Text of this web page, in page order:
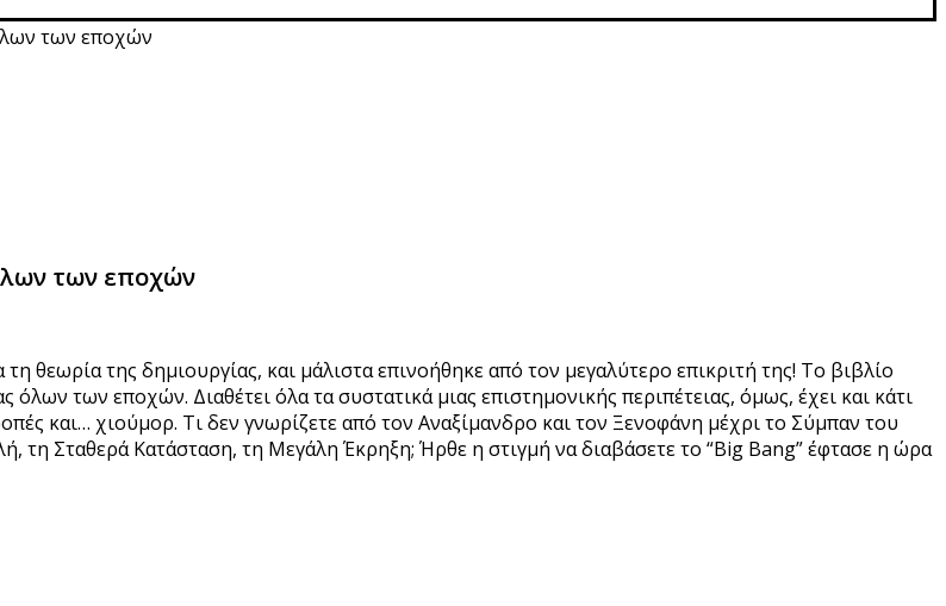
των εποχών
των εποχών
θεωρία της δημιουργίας, και μάλιστα επινοήθηκε από τον μεγαλύτερο επικριτή της! Το βιβλίο
όλων των εποχών. Διαθέτει όλα τα συστατικά μιας επιστημονικής περιπέτειας, όμως, έχει και κάτι
και… χιούμορ. Τι δεν γνωρίζετε από τον Αναξίμανδρο και τον Ξενοφάνη μέχρι το Σύμπαν του
τη Σταθερά Κατάσταση, τη Μεγάλη Έκρηξη; Ήρθε η στιγμή να διαβάσετε το “Big Bang” έφτασε η ώρα